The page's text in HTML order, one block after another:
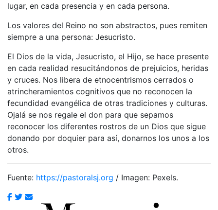
lugar, en cada presencia y en cada persona.
Los valores del Reino no son abstractos, pues remiten
siempre a una persona: Jesucristo.
El Dios de la vida, Jesucristo, el Hijo, se hace presente
en cada realidad resucitándonos de prejuicios, heridas
y cruces. Nos libera de etnocentrismos cerrados o
atrincheramientos cognitivos que no reconocen la
fecundidad evangélica de otras tradiciones y culturas.
Ojalá se nos regale el don para que sepamos
reconocer los diferentes rostros de un Dios que sigue
donando por doquier para así, donarnos los unos a los
otros.
Fuente: https://pastoralsj.org / Imagen: Pexels.